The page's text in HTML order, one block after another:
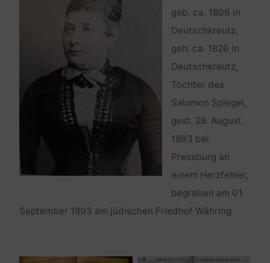
geb. ca. 1806 in
Deutschkreutz,
geh. ca. 1826 in
Deutschkreutz,
Tochter des
Salomon Spiegel,
gest. 28. August
1893 bei
Pressburg an
einem Herzfehler,
begraben am 01.
September 1893 am jüdischen Friedhof Währing